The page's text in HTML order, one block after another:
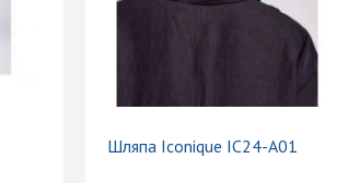
Шляпа Iconique IC24-A01